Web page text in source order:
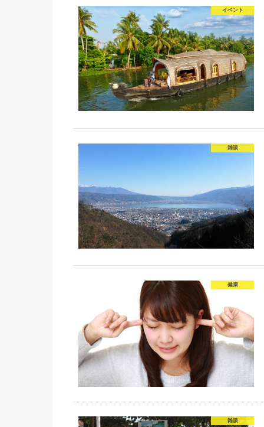
イベント
雑談
健康
雑談